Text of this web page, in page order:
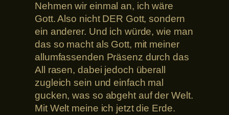
Nehmen wir einmal an, ich wäre
Gott. Also nicht DER Gott, sondern
ein anderer. Und ich würde, wie man
das so macht als Gott, mit meiner
allumfassenden Präsenz durch das
All rasen, dabei jedoch überall
zugleich sein und einfach mal
gucken, was so abgeht auf der Welt.
Mit Welt meine ich jetzt die Erde.